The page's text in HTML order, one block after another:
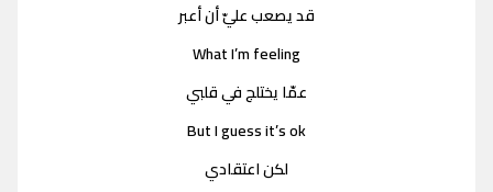
قد يصعب عليّ أن أعبر
What I’m feeling
عمّا يختلج في قلبي
But I guess it’s ok
لكن اعتقادي